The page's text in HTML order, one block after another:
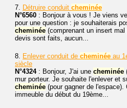
7. Détruire conduit cheminée
N°6560 : Bonjour à vous ! Je viens
pour une question : je souhaiterais
cheminée (comprenant un insert
devis sont faits, aucun...
8. Enlever conduit de cheminée au
siècle
N°4324: Bonjour, J'ai une cheminée
mur porteur. Je souhaite l'enlever et
cheminée (pour gagner de
immeuble du début du 19ème...